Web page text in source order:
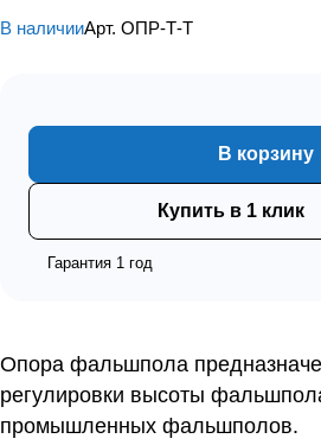
В наличииАрт. ОПР-Т-Т
В корзину
Купить в 1 клик
Гарантия 1 год
Опора фальшпола
регулировки высоты
промышленных фальшполов.